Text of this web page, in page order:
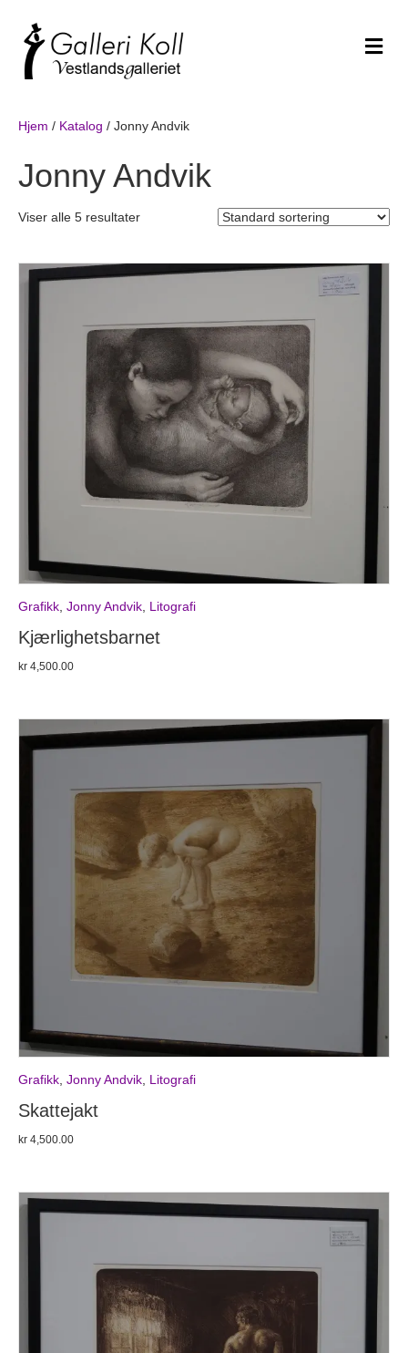
Hjem / Katalog / Jonny Andvik
Jonny Andvik
Viser alle 5 resultater
Grafikk Jonny Andvik Litografi
Kjærlighetsbarnet
kr 4,500.00
Grafikk Jonny Andvik Litografi
Skattejakt
kr 4,500.00